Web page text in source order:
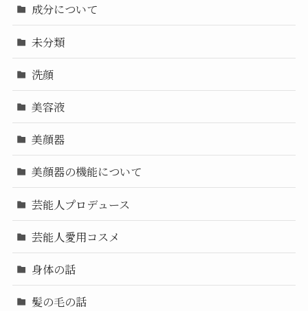
成分について
未分類
洗顔
美容液
美顔器
美顔器の機能について
芸能人プロデュース
芸能人愛用コスメ
身体の話
髪の毛の話